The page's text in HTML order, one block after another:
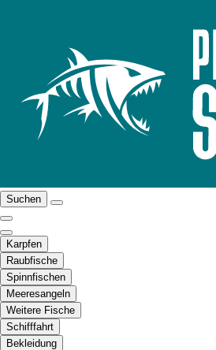
Suchen
Karpfen
Raubfische
Spinnfischen
Meeresangeln
Weitere Fische
Schifffahrt
Bekleidung